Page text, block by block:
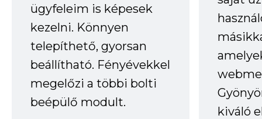
ügyfeleim is képesek
kezelni. Könnyen
telepíthető, gyorsan
beállítható. Fényévekkel
megelőzi a többi bolti
beépülő modult.
kiváló